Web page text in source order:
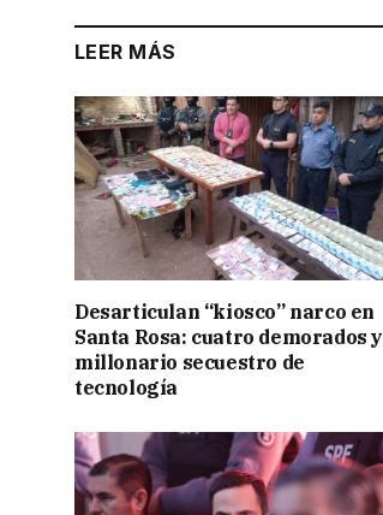
LEER MÁS
Desarticulan “kiosco” narco en
Santa Rosa: cuatro demorados y
millonario secuestro de
tecnología